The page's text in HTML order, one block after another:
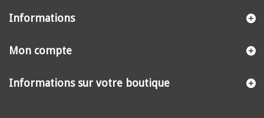
Informations
Mon compte
Informations sur votre boutique